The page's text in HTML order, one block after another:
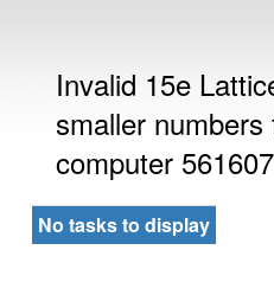
Invalid 15e
smaller
computer
No tasks to display